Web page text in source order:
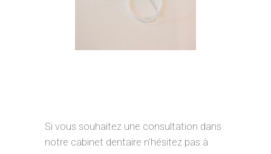
Si vous souhaitez une consultation dans
notre cabinet dentaire n’hésitez pas à